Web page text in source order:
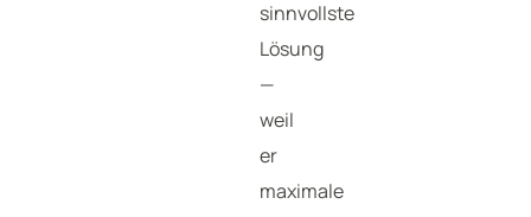
sinnvollste
Lösung
—
weil
er
maximale